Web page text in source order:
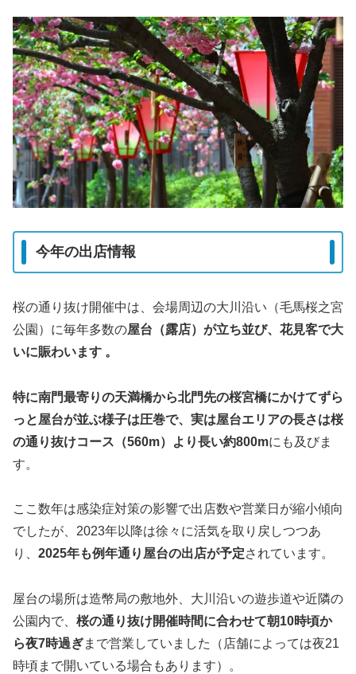
今年の出店情報
桜の通り抜け開催中は、会場周辺の大川沿い（毛馬桜之宮
公園）に毎年多数の屋台（露店）が立ち並び、花見客で大
いに賑わいます 。
特に南門最寄りの天満橋から北門先の桜宮橋にかけてずら
っと屋台が並ぶ様子は圧巻で、実は屋台エリアの長さは桜
の通り抜けコース（560m）より長い約800mにも及びま
す。
ここ数年は感染症対策の影響で出店数や営業日が縮小傾向
でしたが、2023年以降は徐々に活気を取り戻しつつあ
り、 2025年も例年通り屋台の出店が予定されています。
屋台の場所は造幣局の敷地外、大川沿いの遊歩道や近隣の
公園内で、 桜の通り抜け開催時間に合わせて朝10時頃か
ら夜7時過ぎまで営業していました（店舗によっては夜21
時頃まで開いている場合もあります）。